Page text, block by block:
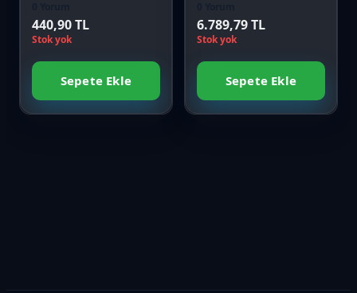
Orijinal
440,90 TL
Stok yok
Sepete Ekle
MAX)
6.789,79 TL
Stok yok
Sepete Ekle